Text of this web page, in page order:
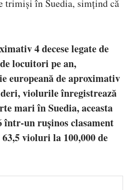
trimiși în Suedia, simțind că
4 decese legate de
locuitori pe an,
europeană de aproximativ
violurile înregistrează
mari în Suedia, aceasta
într-un rușinos clasament
violuri la 100,000 de